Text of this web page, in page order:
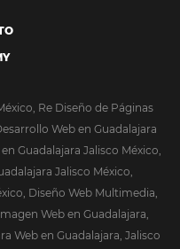
Re Diseño de Páginas
Web en Guadalajara
Guadalajara Jalisco México,
Jalisco México,
Diseño Web Multimedia,
Web en Guadalajara,
Web en Guadalajara, Jalisco